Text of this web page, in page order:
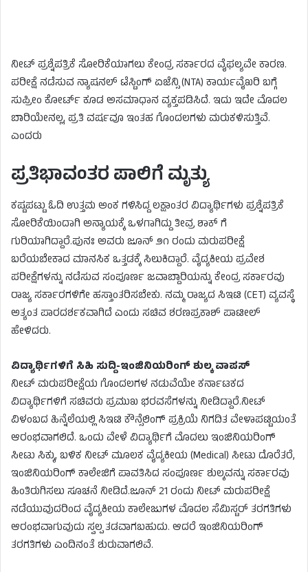
ನೀಟ್ ಪ್ರಶ್ನೆಪತ್ರಿಕೆ ಸೋರಿಕೆಯಾಗಲು ಕೇಂದ್ರ ಸರ್ಕಾರದ ವೈಫಲ್ಯವೇ ಕಾರಣ.
ಪರೀಕ್ಷೆ ನಡೆಸುವ ನ್ಯಾಷನಲ್ ಟೆಸ್ಟಿಂಗ್ ಏಜೆನ್ಸಿ (NTA) ಕಾರ್ಯವೈಖರಿ ಬಗ್ಗೆ
ಸುಪ್ರೀಂ ಕೋರ್ಟ್ ಕೂಡ ಅಸಮಾಧಾನ ವ್ಯಕ್ತಪಡಿಸಿದೆ. ಇದು ಇದೇ ಮೊದಲ
ಬಾರಿಯೇನಲ್ಲ, ಪ್ರತಿ ವರ್ಷವೂ ಇಂತಹ ಗೊಂದಲಗಳು ಮರುಕಳಿಸುತ್ತಿವೆ.
ಎಂದರು
ಪ್ರತಿಭಾವಂತರ ಪಾಲಿಗೆ ಮೃತ್ಯು
ಕಷ್ಟಪಟ್ಟು ಓದಿ ಉತ್ತಮ ಅಂಕ ಗಳಿಸಿದ್ದ ಲಕ್ಷಾಂತರ ವಿದ್ಯಾರ್ಥಿಗಳು ಪ್ರಶ್ನೆಪತ್ರಿಕೆ
ಸೋರಿಕೆಯಿಂದಾಗಿ ಅನ್ಯಾಯಕ್ಕೆ ಒಳಗಾಗಿದ್ದು ತೀವ್ರ ಶಾಕ್ ಗೆ
ಗುರಿಯಾಗಿದ್ದಾರೆ.ಪುನಃ ಅವರು ಜೂನ್ ೨೧ ರಂದು ಮರುಪರೀಕ್ಷೆ
ಬರೆಯಬೇಕಾದ ಮಾನಸಿಕ ಒತ್ತಡಕ್ಕೆ ಸಿಲುಕಿದ್ದಾರೆ. ವೈದ್ಯಕೀಯ ಪ್ರವೇಶ
ಪರೀಕ್ಷೆಗಳನ್ನು ನಡೆಸುವ ಸಂಪೂರ್ಣ ಜವಾಬ್ದಾರಿಯನ್ನು ಕೇಂದ್ರ ಸರ್ಕಾರವು
ರಾಜ್ಯ ಸರ್ಕಾರಗಳಿಗೇ ಹಸ್ತಾಂತರಿಸಬೇಕು. ನಮ್ಮ ರಾಜ್ಯದ ಸಿಇಟಿ (CET) ವ್ಯವಸ್ಥೆ
ಅತ್ಯಂತ ಪಾರದರ್ಶಕವಾಗಿದೆ ಎಂದು ಸಚಿವ ಶರಣಪ್ರಕಾಶ್ ಪಾಟೀಲ್
ಹೇಳಿದರು.
ವಿದ್ಯಾರ್ಥಿಗಳಿಗೆ ಸಿಹಿ ಸುದ್ದಿ-ಇಂಜಿನಿಯರಿಂಗ್ ಶುಲ್ಕ ವಾಪಸ್
ನೀಟ್ ಮರುಪರೀಕ್ಷೆಯ ಗೊಂದಲಗಳ ನಡುವೆಯೇ ಕರ್ನಾಟಕದ
ವಿದ್ಯಾರ್ಥಿಗಳಿಗೆ ಸಚಿವರು ಪ್ರಮುಖ ಭರವಸೆಗಳನ್ನು ನೀಡಿದ್ದಾರೆ.ನೀಟ್
ವಿಳಂಬದ ಹಿನ್ನೆಲೆಯಲ್ಲಿ ಸಿಇಟಿ ಕೌನ್ಸೆಲಿಂಗ್ ಪ್ರಕ್ರಿಯೆ ನಿಗದಿತ ವೇಳಾಪಟ್ಟಿಯಂತೆ
ಆರಂಭವಾಗಲಿದೆ. ಒಂದು ವೇಳೆ ವಿದ್ಯಾರ್ಥಿಗೆ ಮೊದಲು ಇಂಜಿನಿಯರಿಂಗ್
ಸೀಟು ಸಿಕ್ಕು, ಬಳಿಕ ನೀಟ್ ಮೂಲಕ ವೈದ್ಯಕೀಯ (Medical) ಸೀಟು ದೊರೆತರೆ,
ಇಂಜಿನಿಯರಿಂಗ್ ಕಾಲೇಜಿಗೆ ಪಾವತಿಸಿದ ಸಂಪೂರ್ಣ ಶುಲ್ಕವನ್ನು ಸರ್ಕಾರವು
ಹಿಂತಿರುಗಿಸಲು ಸೂಚನೆ ನೀಡಿದೆ.ಜೂನ್ 21 ರಂದು ನೀಟ್ ಮರುಪರೀಕ್ಷೆ
ನಡೆಯುವುದರಿಂದ ವೈದ್ಯಕೀಯ ಕಾಲೇಜುಗಳ ಮೊದಲ ಸೆಮಿಸ್ಟರ್ ತರಗತಿಗಳು
ಆರಂಭವಾಗುವುದು ಸ್ವಲ್ಪ ತಡವಾಗಬಹುದು. ಆದರೆ ಇಂಜಿನಿಯರಿಂಗ್
ತರಗತಿಗಳು ಎಂದಿನಂತೆ ಶುರುವಾಗಲಿವೆ.